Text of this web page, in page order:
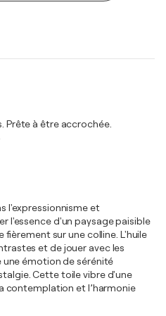
Prête à être accrochée.
l'expressionnisme et
l'essence d'un paysage paisible
fièrement sur une colline. L'huile
et de jouer avec les
une émotion de sérénité
Cette toile vibre d'une
contemplation et l’harmonie